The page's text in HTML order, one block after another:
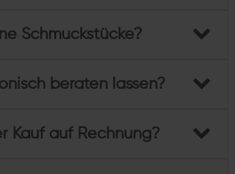
Schmuckstücke?
beraten lassen?
Kauf auf Rechnung?